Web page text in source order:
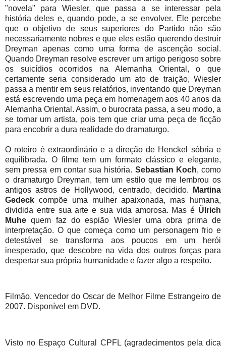
"novela" para Wiesler, que passa a se interessar pela
história deles e, quando pode, a se envolver. Ele percebe
que o objetivo de seus superiores do Partido não são
necessariamente nobres e que eles estão querendo destruir
Dreyman apenas como uma forma de ascenção social.
Quando Dreyman resolve escrever um artigo perigoso sobre
os suicídios ocorridos na Alemanha Oriental, o que
certamente seria considerado um ato de traição, Wiesler
passa a mentir em seus relatórios, inventando que Dreyman
está escrevendo uma peça em homenagem aos 40 anos da
Alemanha Oriental. Assim, o burocrata passa, a seu modo, a
se tornar um artista, pois tem que criar uma peça de ficção
para encobrir a dura realidade do dramaturgo.
O roteiro é extraordinário e a direção de Henckel sóbria e
equilibrada. O filme tem um formato clássico e elegante,
sem pressa em contar sua história. Sebastian Koch, como
o dramaturgo Dreyman, tem um estilo que me lembrou os
antigos astros de Hollywood, centrado, decidido.
Martina
Gedeck compõe uma mulher apaixonada, mas humana,
dividida entre sua arte e sua vida amorosa. Mas é Ülrich
Muhe quem faz do espião Wiesler uma obra prima de
interpretação. O que começa como um personagem frio e
detestável se transforma aos poucos em um herói
inesperado, que descobre na vida dos outros forças para
despertar sua própria humanidade e fazer algo a respeito.
Filmão. Vencedor do Oscar de Melhor Filme Estrangeiro de
2007. Disponível em DVD.
Visto no Espaço Cultural CPFL (agradecimentos pela dica